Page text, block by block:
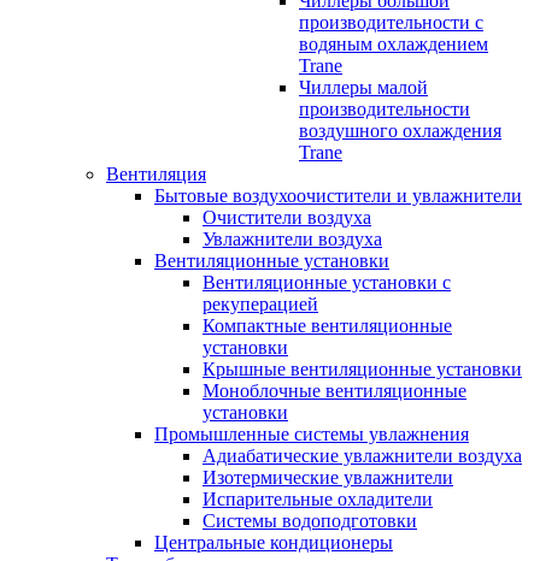
производительности с
водяным охлаждением
Trane
Чиллеры малой
производительности
воздушного охлаждения
Trane
Вентиляция
Бытовые воздухоочистители и увлажнители
Очистители воздуха
Увлажнители воздуха
Вентиляционные установки
Вентиляционные установки с
рекуперацией
Компактные вентиляционные
установки
Крышные вентиляционные установки
Моноблочные вентиляционные
установки
Промышленные системы увлажнения
Адиабатические увлажнители воздуха
Изотермические увлажнители
Испарительные охладители
Системы водоподготовки
Центральные кондиционеры